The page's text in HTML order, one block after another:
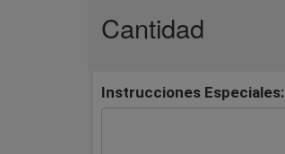
Cantidad
Instrucciones Especiales: